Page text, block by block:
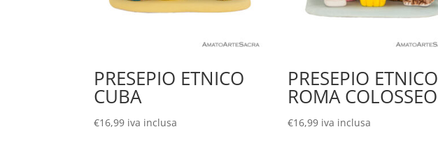
PRESEPIO ETNICO
CUBA
€16,99 iva inclusa
PRESEPIO ETNICO
ROMA COLOSSEO
€16,99 iva inclusa